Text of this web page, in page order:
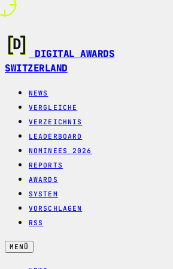
DIGITAL AWARDS
SWITZERLAND
NEWS
VERGLEICHE
VERZEICHNIS
LEADERBOARD
NOMINEES 2026
REPORTS
AWARDS
SYSTEM
VORSCHLAGEN
RSS
MENÜ